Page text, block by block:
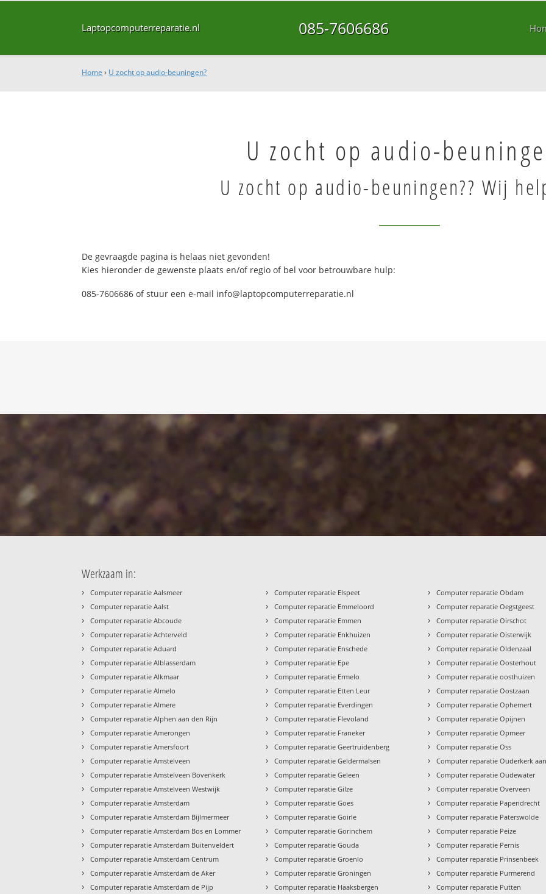
Laptopcomputerreparatie.nl 085-7606686
Home › U zocht op audio-beuningen?
U zocht op audio-
U zocht op audio-beuningen?? Wij
De gevraagde pagina is helaas niet gevonden!
Kies hieronder de gewenste plaats en/of regio of bel voor betrouwbare hulp:
085-7606686 of stuur een e-mail info@laptopcomputerreparatie.nl
Werkzaam in:
› Computer reparatie Aalsmeer
› Computer reparatie Aalst
› Computer reparatie Abcoude
› Computer reparatie Achterveld
› Computer reparatie Aduard
› Computer reparatie Alblasserdam
› Computer reparatie Alkmaar
› Computer reparatie Almelo
› Computer reparatie Almere
› Computer reparatie Alphen aan den Rijn
› Computer reparatie Amerongen
› Computer reparatie Amersfoort
› Computer reparatie Amstelveen
› Computer reparatie Amstelveen Bovenkerk
› Computer reparatie Amstelveen Westwijk
› Computer reparatie Amsterdam
› Computer reparatie Amsterdam Bijlmermeer
› Computer reparatie Amsterdam Bos en Lommer
› Computer reparatie Amsterdam Buitenveldert
› Computer reparatie Amsterdam Centrum
› Computer reparatie Amsterdam de Aker
› Computer reparatie Amsterdam de Pijp
› Computer reparatie Elspeet
› Computer reparatie Emmeloord
› Computer reparatie Emmen
› Computer reparatie Enkhuizen
› Computer reparatie Enschede
› Computer reparatie Epe
› Computer reparatie Ermelo
› Computer reparatie Etten Leur
› Computer reparatie Everdingen
› Computer reparatie Flevoland
› Computer reparatie Franeker
› Computer reparatie Geertruidenberg
› Computer reparatie Geldermalsen
› Computer reparatie Geleen
› Computer reparatie Gilze
› Computer reparatie Goes
› Computer reparatie Goirle
› Computer reparatie Gorinchem
› Computer reparatie Gouda
› Computer reparatie Groenlo
› Computer reparatie Groningen
› Computer reparatie Haaksbergen
› Computer reparatie Obdam
› Computer reparatie Oegstgeest
› Computer reparatie Oirschot
› Computer reparatie Oisterwijk
› Computer reparatie Oldenzaal
› Computer reparatie Oosterhout
› Computer reparatie oosthuizen
› Computer reparatie Oostzaan
› Computer reparatie Ophemert
› Computer reparatie Opijnen
› Computer reparatie Opmeer
› Computer reparatie Oss
› Computer reparatie Ouderkerk
› Computer reparatie Oudewater
› Computer reparatie Overveen
› Computer reparatie Papendrecht
› Computer reparatie Paterswolde
› Computer reparatie Peize
› Computer reparatie Pernis
› Computer reparatie Prinsenbeek
› Computer reparatie Purmerend
› Computer reparatie Putten